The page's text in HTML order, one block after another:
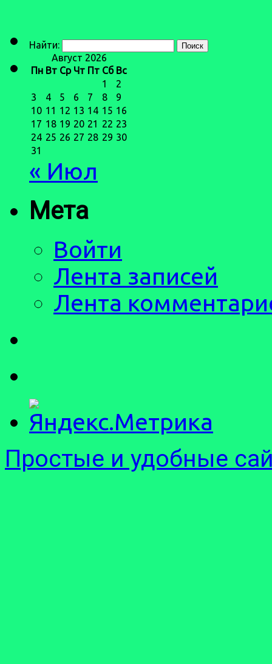
Найти:
Август 2026
Пн Вт Ср Чт Пт Сб Вс
1
2
3
4 5 6 7 8
9
10 11 12 13 14 15 16
17 18 19 20 21 22 23
24 25 26 27 28 29 30
31
« Июл
Мета
Войти
Лента записей
Лента
Простые и удобные